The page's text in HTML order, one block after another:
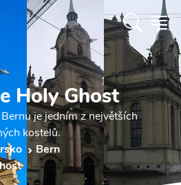
Holy Ghost
je jedním z největších
kostelů.
Bern